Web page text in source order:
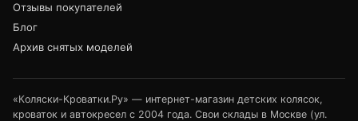
Отзывы покупателей
Блог
Архив снятых моделей
«Коляски-Кроватки.Ру» — интернет-магазин детских колясок,
кроваток и автокресел с 2004 года. Свои склады в Москве (ул.